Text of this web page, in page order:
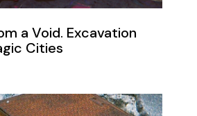
a Void. Excavation
Cities